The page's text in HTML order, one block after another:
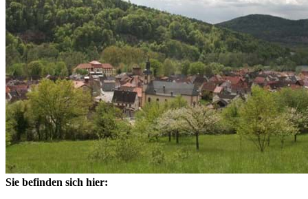
Sie befinden sich hier: